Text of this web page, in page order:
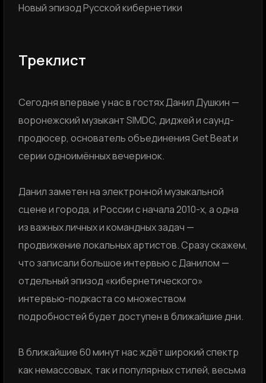
Новый эпизод Русской кибернетики
Треклист
Сегодня впервые у нас в гостях Данил Душкин —
воронежский музыкант SIMDC, диджей и саунд-
продюсер, основатель объединения Get Beat и
серии одноимённых вечеринок.
Данил заметен на электронной музыкальной
сцене и города, и России с начала 2010-х, а одна
из важных личных и командных задач —
продвижение локальных артистов. Сразу скажем,
что записали большое интервью с Данилом —
отдельный эпизод «кибернетического»
интервью-подкаста со множеством
подробностей будет доступен в ближайшие дни.
В ближайшие 60 минут нас ждёт широкий спектр
как немассовых, так и популярных стилей, весьма